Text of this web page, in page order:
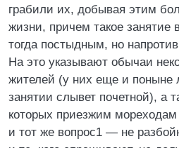
грабили их, добывая этим
жизни, причем такое занятие
тогда постыдным, но
На это указывают обычаи
жителей (у них еще и поныне
занятии слывет почетной), а
которых приезжим
и тот же вопрос1 — не